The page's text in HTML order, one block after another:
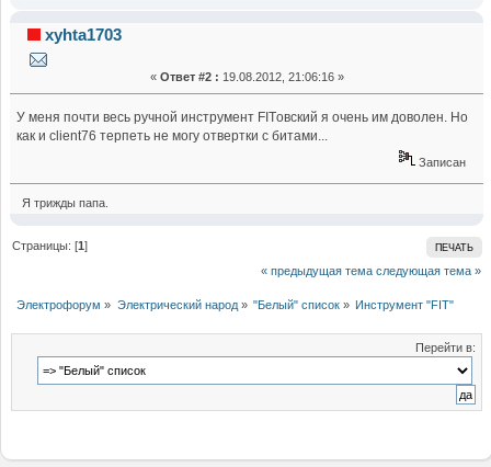
xyhta1703
« Ответ #2 : 19.08.2012, 21:06:16 »
У меня почти весь ручной инструмент FITовский я очень им доволен. Но
как и client76 терпеть не могу отвертки с битами...
Записан
Я трижды папа.
ПЕЧАТЬ
Страницы: [1]
« предыдущая тема следующая тема »
Электрофорум » Электрический народ» "Белый" список» Инструмент "FIT"
Перейти в: